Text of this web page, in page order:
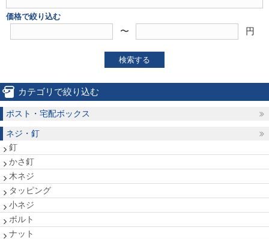
価格で絞り込む
〜 円
検索する
カテゴリで絞り込む
ポスト・宅配ボックス
ネジ・釘
釘
かさ釘
木ネジ
タッピング
小ネジ
ボルト
ナット